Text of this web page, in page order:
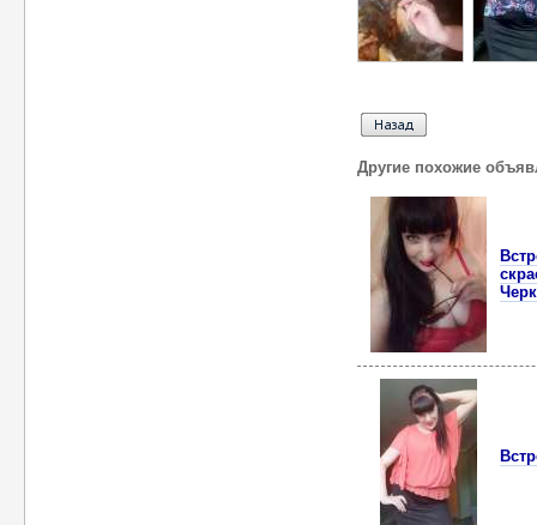
Другие похожие